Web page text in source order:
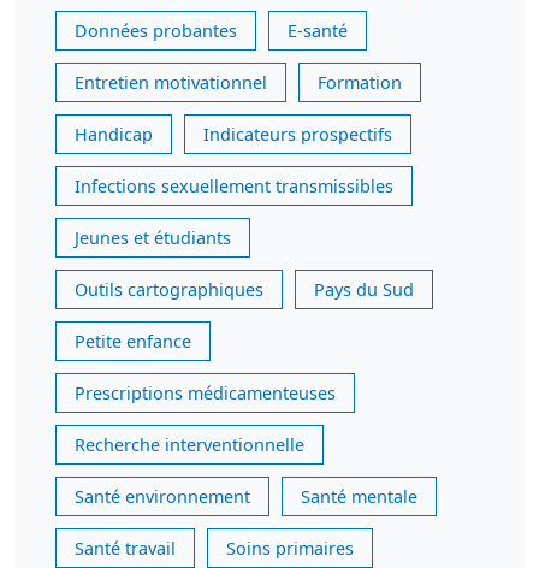
Données probantes E-santé
Entretien motivationnel Formation
Handicap Indicateurs prospectifs
Infections sexuellement transmissibles
Jeunes et étudiants
Outils cartographiques Pays du Sud
Petite enfance
Prescriptions médicamenteuses
Recherche interventionnelle
Santé environnement Santé mentale
Santé travail Soins primaires